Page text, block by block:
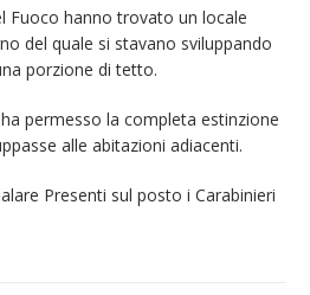
Fuoco hanno trovato un locale
del quale si stavano sviluppando
porzione di tetto.
permesso la completa estinzione
alle abitazioni adiacenti.
Presenti sul posto i Carabinieri